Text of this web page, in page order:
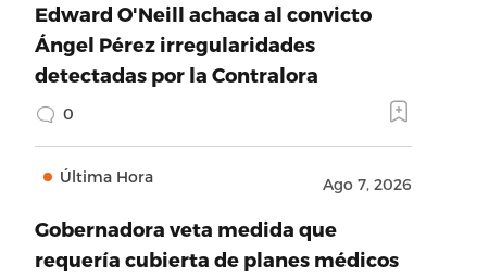
Edward O'Neill achaca al convicto
Ángel Pérez irregularidades
detectadas por la Contralora
0
Última Hora Ago 7, 2026
Gobernadora veta medida que
requería cubierta de planes médicos